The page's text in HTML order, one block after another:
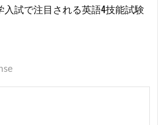
入試で注目される英語4技能試験